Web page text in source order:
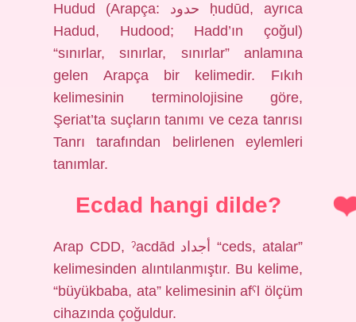
Hudud (Arapça: حدود ḥudūd, ayrıca
Hadud, Hudood; Hadd’ın çoğul)
“sınırlar, sınırlar, sınırlar” anlamına
gelen Arapça bir kelimedir. Fıkıh
kelimesinin terminolojisine göre,
Şeriat’ta suçların tanımı ve ceza tanrısı
Tanrı tarafından belirlenen eylemleri
tanımlar.
Ecdad hangi dilde?
Arap CDD, ˀacdād أجداد “ceds, atalar”
kelimesinden alıntılanmıştır. Bu kelime,
“büyükbaba, ata” kelimesinin afˁl ölçüm
cihazında çoğuldur.